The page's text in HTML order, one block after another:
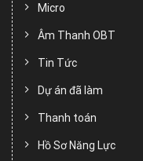
Micro
Âm Thanh OBT
Tin Tức
Dự án đã làm
Thanh toán
Hồ Sơ Năng Lực